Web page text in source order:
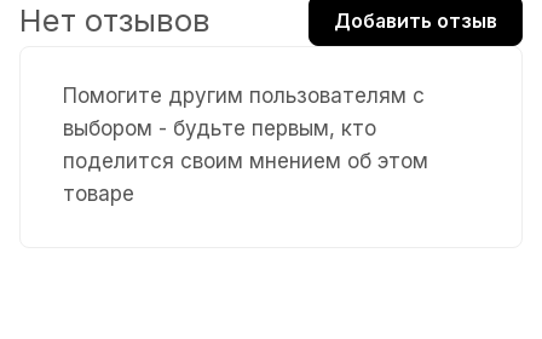
Помогите другим пользователям с
выбором - будьте первым, кто
поделится своим мнением об этом
товаре
Нет отзывов Добавить отзыв